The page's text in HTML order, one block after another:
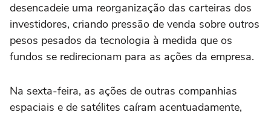
desencadeie uma reorganização das carteiras dos
investidores, criando pressão de venda sobre outros
pesos pesados da tecnologia à medida que os
fundos se redirecionam para as ações da empresa.
Na sexta-feira, as ações de outras companhias
espaciais e de satélites caíram acentuadamente,